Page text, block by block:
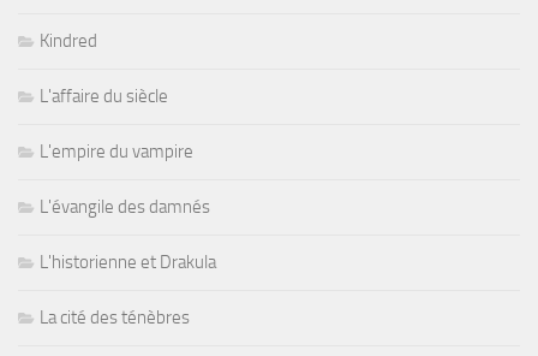
Kindred
L'affaire du siècle
L'empire du vampire
L'évangile des damnés
L'historienne et Drakula
La cité des ténèbres